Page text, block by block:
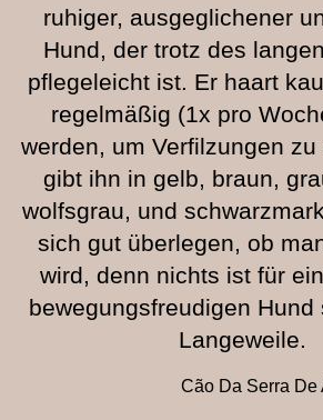
ruhiger, ausgeglichener
Hund, der trotz des
pflegeleicht ist. Er haart
regelmäßig (1x pro
werden, um Verfilzungen
gibt ihn in gelb, braun,
wolfsgrau, und
sich gut überlegen, ob
wird, denn nichts ist für
bewegungsfreudigen Hund
Langeweile.
Cão Da Serra De